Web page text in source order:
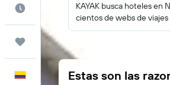
Trips
KAYAK busca hoteles en
cientos de webs de viajes
Estas son las